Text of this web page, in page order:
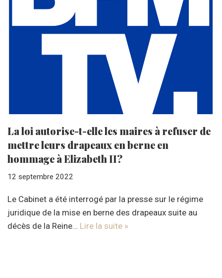
La loi autorise-t-elle les maires à refuser de
mettre leurs drapeaux en berne en
hommage à Elizabeth II?
12 septembre 2022
Le Cabinet a été interrogé par la presse sur le régime
juridique de la mise en berne des drapeaux suite au
décès de la Reine… Lire la suite »